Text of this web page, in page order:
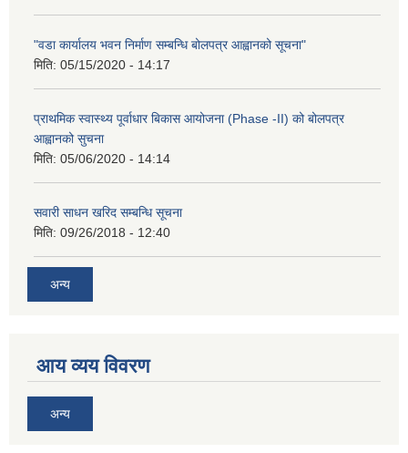
"वडा कार्यालय भवन निर्माण सम्बन्धि बोलपत्र आह्वानको सूचना"
मिति: 05/15/2020 - 14:17
प्राथमिक स्वास्थ्य पूर्वाधार बिकास आयोजना (Phase -II) को बोलपत्र
आह्वानको सुचना
मिति: 05/06/2020 - 14:14
सवारी साधन खरिद सम्बन्धि सूचना
मिति: 09/26/2018 - 12:40
अन्य
आय व्यय विवरण
अन्य